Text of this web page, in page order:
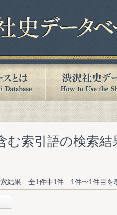
む索引語の検索結
索結果 全1件中1件 1件〜1件目を